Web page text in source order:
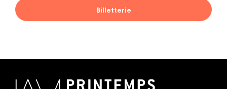
Billetterie